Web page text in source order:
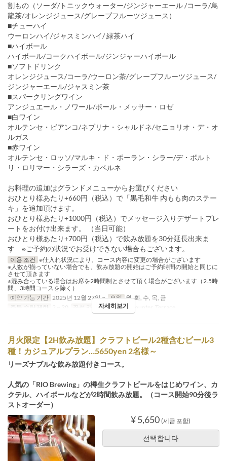
割もの（ソーダ/トニックウォーター/ジンジャーエール /コーラ/烏
龍茶/オレンジジュース/グレープフルーツジュース）
■チューハイ
ウーロンハイ/ジャスミンハイ/ 緑茶ハイ
■ハイボール
ハイボール/コークハイボール/ジンジャーハイボール
■ソフトドリンク
オレンジジュース/コーラ/ウーロン茶/グレープフルーツジュース/
ジンジャーエール/ジャスミン茶
■スパークリングワイン
アンジュエール・ノワール/ポール・メッサー・ロゼ
■白ワイン
オルテンセ・ビアンコ/ネブリナ・シャルドネ/セニョリオ・デ・オ
ルガス
■赤ワイン
オルテンセ・ロッソ/マルキ・ド・ポーラン・シラー/デ・ボルト
リ・ロリマー・シラーズ・カベルネ
お料理の追加はグランドメニューからお選びください
おひとり様あたり+660円（税込）で「黒毛和牛 内もも肉のステー
キ」を追加頂けます。
おひとり様あたり+1000円（税込）でメッセージ入りデザートプレ
ートをお付け出来ます。 （当日可能）
おひとり様あたり+700円（税込）で飲み放題を30分延長出来ま
す ※ご予約の状況でお受けできない場合もございます。
이용 조건 ※仕入れ状況により、コース内容に変更の場合がございます
※人数が揃っていない場合でも、飲み放題の開始はご予約時間の開始と同じに
させて頂きます
※混み合っている場合はお席を2時間制とさせて頂く場合がございます（2.5時
間、3時間コースを除く）
예약 가능 기간 2025년 12월 27일 ~ 요일 월, 화, 수, 목, 금
주문 수량 제한
2 ~ 30 좌석 카테고리 Table, Counter, Terrace
자세히보기
月火限定【2H飲み放題】クラフトビール2種含むビール3
種！カジュアルプラン…5650yen 2名様～
リーズナブルな飲み放題付きコース。
人気の「RIO Brewing」の樽生クラフトビールをはじめワイン、カ
クテル、ハイボールなどが2時間飲み放題。（コース開始90分後ラ
ストオーダー）
¥ 5,650 (세금 포함)
선택합니다